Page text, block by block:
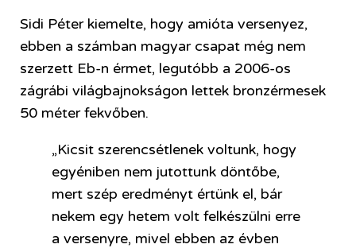
Sidi Péter kiemelte, hogy amióta versenyez,
ebben a számban magyar csapat még nem
szerzett Eb-n érmet, legutóbb a 2006-os
zágrábi világbajnokságon lettek bronzérmesek
50 méter fekvőben.
„Kicsit szerencsétlenek voltunk, hogy
egyéniben nem jutottunk döntőbe,
mert szép eredményt értünk el, bár
nekem egy hetem volt felkészülni erre
a versenyre, mivel ebben az évben